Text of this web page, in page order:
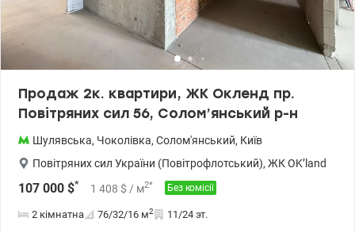
Продаж 2к. квартири, ЖК Окленд пр.
Повітряних сил 56, Солом’янський р-н
Шулявська, Чоколівка, Солом'янський, Київ
Повітряних сил України (Повітрофлотський), ЖК OK’land
107 000 $* 1 408 $ / м2* Без комісії
2 кімнатна 76/32/16 м2 11/24 эт.